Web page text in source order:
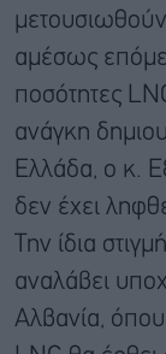
αμέσως
ποσότητες
ανάγκη
Ελλάδα, ο κ.
δεν έχει
Την ίδια
αναλάβει
Αλβανία, όπου